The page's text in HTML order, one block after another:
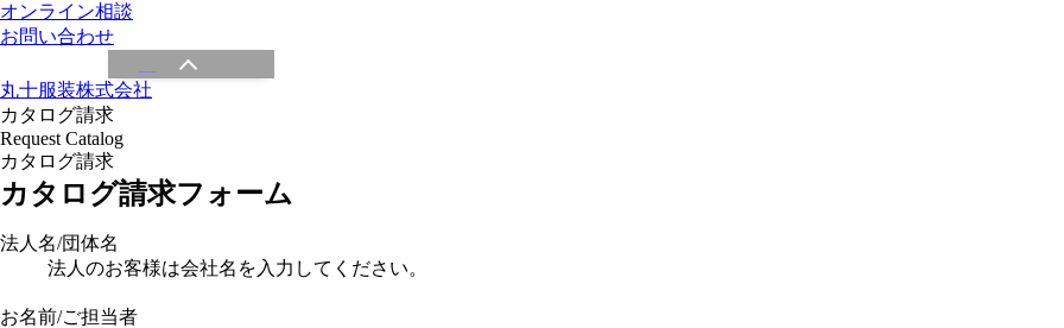
オンライン相談
お問い合わせ
丸十服装株式会社
カタログ請求
Request Catalog
カタログ請求
カタログ請求フォーム
法人名/団体名
法人のお客様は会社名を入力してください。
お名前/ご担当者